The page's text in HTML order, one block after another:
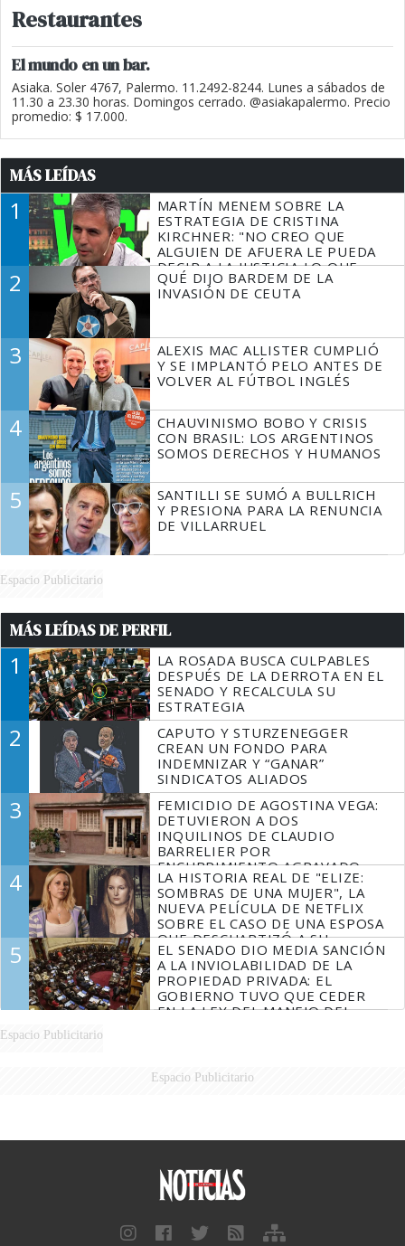
Restaurantes
El mundo en un bar.
Asiaka. Soler 4767, Palermo. 11.2492-8244. Lunes a sábados de
11.30 a 23.30 horas. Domingos cerrado. @asiakapalermo. Precio
promedio: $ 17.000.
MÁS LEÍDAS
1
MARTÍN MENEM SOBRE LA
ESTRATEGIA DE CRISTINA
KIRCHNER: "NO CREO QUE
ALGUIEN DE AFUERA LE PUEDA
DECIR A LA JUSTICIA LO QUE
TIENE QUE HACER"
2
QUÉ DIJO BARDEM DE LA
INVASIÓN DE CEUTA
3
ALEXIS MAC ALLISTER CUMPLIÓ
Y SE IMPLANTÓ PELO ANTES DE
VOLVER AL FÚTBOL INGLÉS
4
CHAUVINISMO BOBO Y CRISIS
CON BRASIL: LOS ARGENTINOS
SOMOS DERECHOS Y HUMANOS
5
SANTILLI SE SUMÓ A BULLRICH
Y PRESIONA PARA LA RENUNCIA
DE VILLARRUEL
Espacio Publicitario
MÁS LEÍDAS DE PERFIL
1
LA ROSADA BUSCA CULPABLES
DESPUÉS DE LA DERROTA EN EL
SENADO Y RECALCULA SU
ESTRATEGIA
2
CAPUTO Y STURZENEGGER
CREAN UN FONDO PARA
INDEMNIZAR Y “GANAR”
SINDICATOS ALIADOS
3
FEMICIDIO DE AGOSTINA VEGA:
DETUVIERON A DOS
INQUILINOS DE CLAUDIO
BARRELIER POR
ENCUBRIMIENTO AGRAVADO
4
LA HISTORIA REAL DE "ELIZE:
SOMBRAS DE UNA MUJER", LA
NUEVA PELÍCULA DE NETFLIX
SOBRE EL CASO DE UNA ESPOSA
QUE DESCUARTIZÓ A SU
MARIDO
5
EL SENADO DIO MEDIA SANCIÓN
A LA INVIOLABILIDAD DE LA
PROPIEDAD PRIVADA: EL
GOBIERNO TUVO QUE CEDER
EN LA LEY DEL MANEJO DEL
Espacio Publicitario
Espacio Publicitario